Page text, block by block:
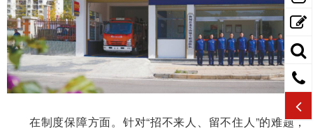
在制度保障方面。针对“招不来人、留不住人”的难题，